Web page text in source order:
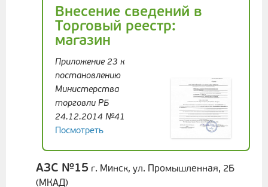
Внесение сведений в
Торговый реестр:
магазин
Приложение 23 к
постановлению
Министерства
торговли РБ
24.12.2014 №41
Посмотреть
АЗС №15 г. Минск, ул. Промышленная, 2Б
(МКАД)